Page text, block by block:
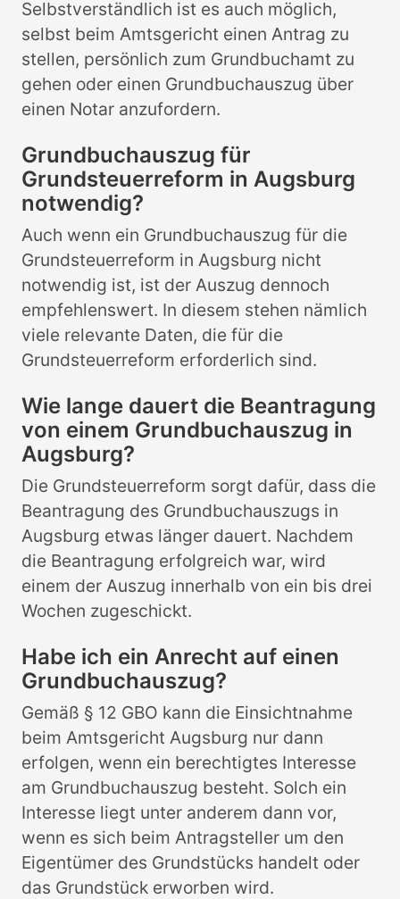
Selbstverständlich ist es auch möglich,
selbst beim Amtsgericht einen Antrag zu
stellen, persönlich zum Grundbuchamt zu
gehen oder einen Grundbuchauszug über
einen Notar anzufordern.
Grundbuchauszug für
Grundsteuerreform in Augsburg
notwendig?
Auch wenn ein Grundbuchauszug für die
Grundsteuerreform in Augsburg nicht
notwendig ist, ist der Auszug dennoch
empfehlenswert. In diesem stehen nämlich
viele relevante Daten, die für die
Grundsteuerreform erforderlich sind.
Wie lange dauert die Beantragung
von einem Grundbuchauszug in
Augsburg?
Die Grundsteuerreform sorgt dafür, dass die
Beantragung des Grundbuchauszugs in
Augsburg etwas länger dauert. Nachdem
die Beantragung erfolgreich war, wird
einem der Auszug innerhalb von ein bis drei
Wochen zugeschickt.
Habe ich ein Anrecht auf einen
Grundbuchauszug?
Gemäß § 12 GBO kann die Einsichtnahme
beim Amtsgericht Augsburg nur dann
erfolgen, wenn ein berechtigtes Interesse
am Grundbuchauszug besteht. Solch ein
Interesse liegt unter anderem dann vor,
wenn es sich beim Antragsteller um den
Eigentümer des Grundstücks handelt oder
das Grundstück erworben wird.